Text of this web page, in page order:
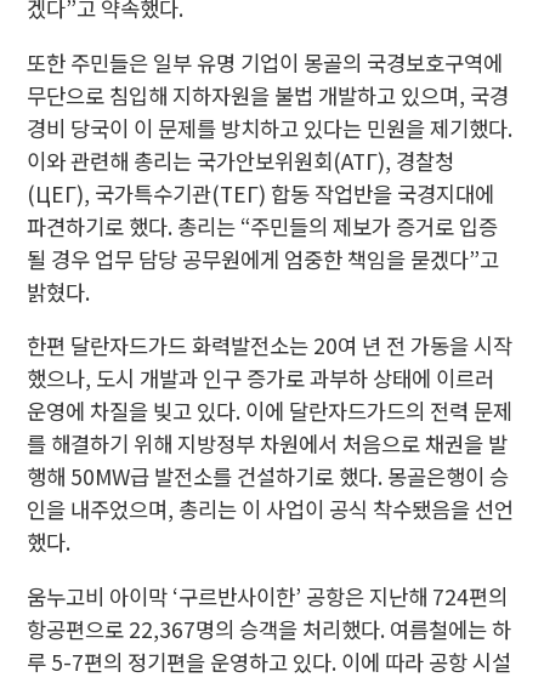
겠다”고 약속했다.
또한 주민들은 일부 유명 기업이 몽골의 국경보호구역에
무단으로 침입해 지하자원을 불법 개발하고 있으며, 국경
경비 당국이 이 문제를 방치하고 있다는 민원을 제기했다.
이와 관련해 총리는 국가안보위원회(АТГ), 경찰청
(ЦЕГ), 국가특수기관(ТЕГ) 합동 작업반을 국경지대에
파견하기로 했다. 총리는 “주민들의 제보가 증거로 입증
될 경우 업무 담당 공무원에게 엄중한 책임을 묻겠다”고
밝혔다.
한편 달란자드가드 화력발전소는 20여 년 전 가동을 시작
했으나, 도시 개발과 인구 증가로 과부하 상태에 이르러
운영에 차질을 빚고 있다. 이에 달란자드가드의 전력 문제
를 해결하기 위해 지방정부 차원에서 처음으로 채권을 발
행해 50MW급 발전소를 건설하기로 했다. 몽골은행이 승
인을 내주었으며, 총리는 이 사업이 공식 착수됐음을 선언
했다.
움누고비 아이막 ‘구르반사이한’ 공항은 지난해 724편의
항공편으로 22,367명의 승객을 처리했다. 여름철에는 하
루 5-7편의 정기편을 운영하고 있다. 이에 따라 공항 시설